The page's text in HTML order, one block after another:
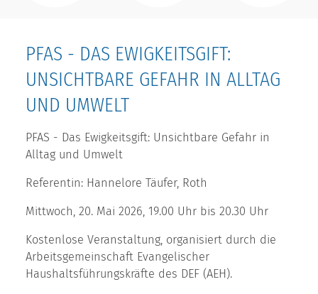
PFAS - DAS EWIGKEITSGIFT:
UNSICHTBARE GEFAHR IN ALLTAG
UND UMWELT
PFAS - Das Ewigkeitsgift: Unsichtbare Gefahr in
Alltag und Umwelt
Referentin: Hannelore Täufer, Roth
Mittwoch, 20. Mai 2026, 19.00 Uhr bis 20.30 Uhr
Kostenlose Veranstaltung, organisiert durch die
Arbeitsgemeinschaft Evangelischer
Haushaltsführungskräfte des DEF (AEH).